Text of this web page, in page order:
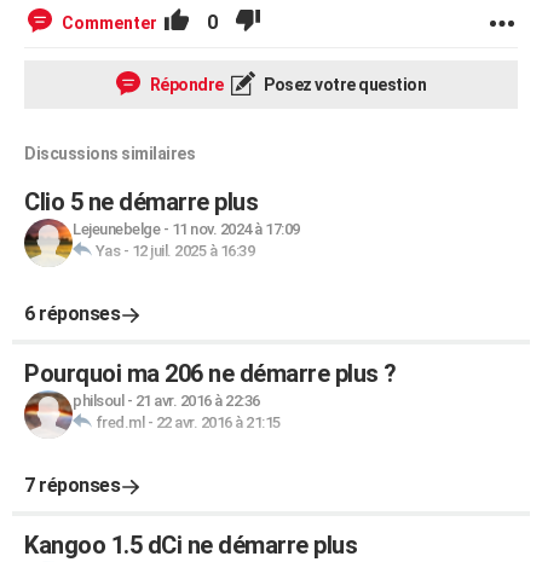
S'inscrire
Se connecter
Lycées
Collèges
Primaires
Universités
Entreprises
Service militaire
Avis de recherche
AVIS DE DÉCÈS
Commenter 0
Répondre Posez votre question
Discussions similaires
Clio 5 ne démarre plus
Lejeunebelge- 11 nov. 2024 à 17:09
Yas- 12 juil. 2025 à 16:39
6 réponses
Pourquoi ma 206 ne démarre plus ?
philsoul - 21 avr. 2016 à 22:36
fred.ml - 22 avr. 2016 à 21:15
7 réponses
Kangoo 1.5 dCi ne démarre plus